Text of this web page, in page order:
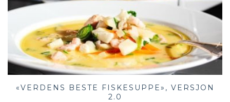
«VERDENS BESTE FISKESUPPE», VERSJON
2.0